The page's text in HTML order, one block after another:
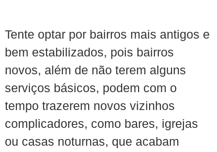
Tente optar por bairros mais antigos e
bem estabilizados, pois bairros
novos, além de não terem alguns
serviços básicos, podem com o
tempo trazerem novos vizinhos
complicadores, como bares, igrejas
ou casas noturnas, que acabam